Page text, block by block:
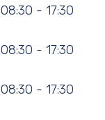
08:30 - 17:30
08:30 - 17:30
08:30 - 17:30